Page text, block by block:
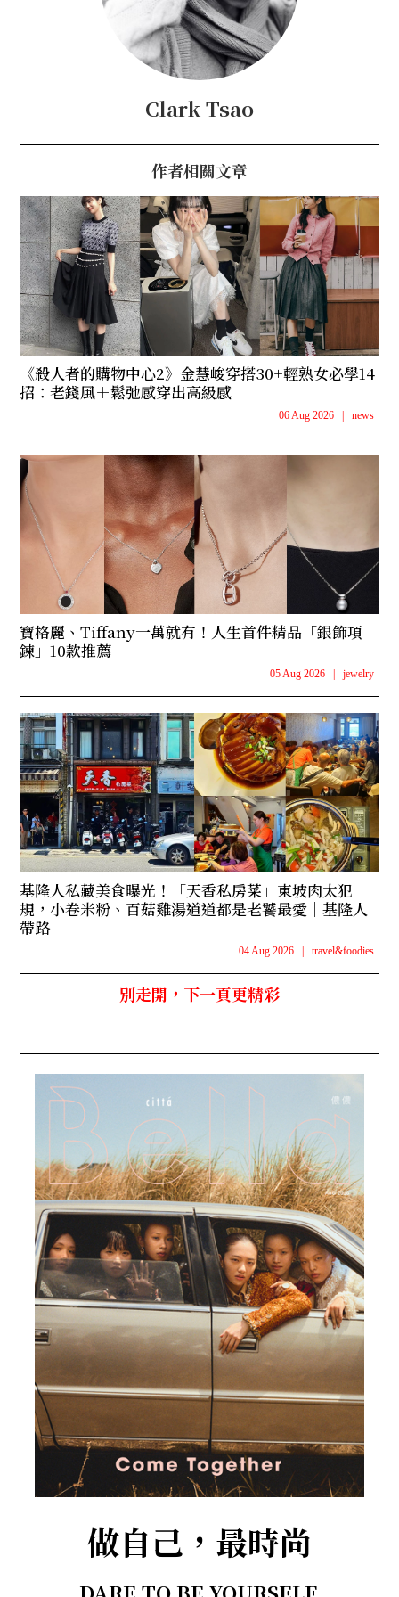
Clark Tsao
作者相關文章
《殺人者的購物中心2》金慧峻穿搭30+輕熟女必學14
招：老錢風＋鬆弛感穿出高級感
06 Aug 2026 news
寶格麗、Tiffany一萬就有！人生首件精品「銀飾項
鍊」10款推薦
05 Aug 2026 jewelry
基隆人私藏美食曝光！「天香私房菜」東坡肉太犯
規，小卷米粉、百菇雞湯道道都是老饕最愛｜基隆人
帶路
04 Aug 2026 travel&foodies
別走開，下一頁更精彩
做自己，最時尚